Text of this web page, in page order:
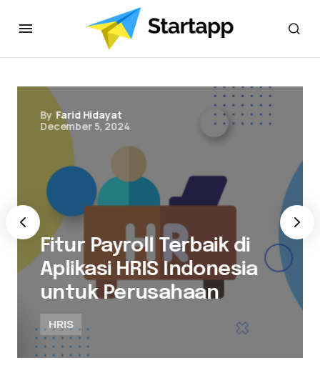
By Farid Hidayat
December 5, 2024
Fitur Payroll Terbaik di
Aplikasi HRIS Indonesia
untuk Perusahaan
HRIS